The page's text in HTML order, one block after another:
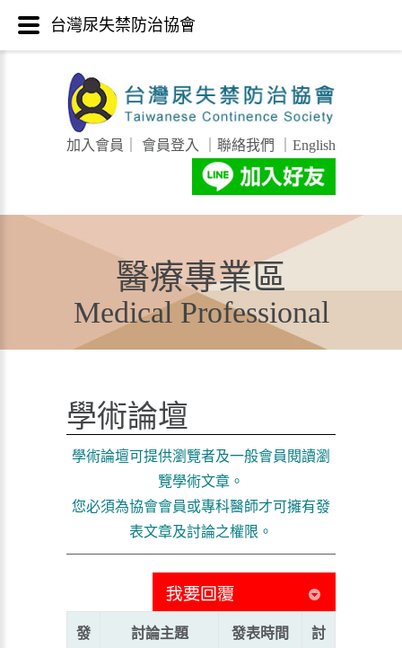
加入會員 會員登入 聯絡我們 English
醫療專業區
Medical Professional
學術論壇
學術論壇可提供瀏覽者及一般會員閱讀瀏
覽學術文章。
您必須為協會會員或專科醫師才可擁有發
表文章及討論之權限。
發
討論主題 發表時間
討
台灣尿失禁防治協會